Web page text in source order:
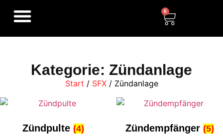
0
Kategorie: Zündanlage
Start / SFX/ Zündanlage
Zündpulte (4) Zündempfänger (5)